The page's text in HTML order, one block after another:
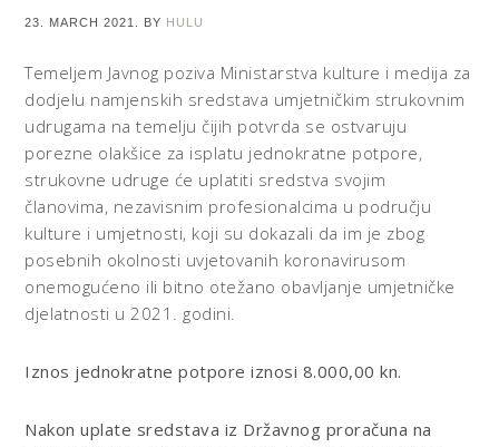
23. MARCH 2021. BY HULU
Temeljem Javnog poziva Ministarstva kulture i medija za
dodjelu namjenskih sredstava umjetničkim strukovnim
udrugama na temelju čijih potvrda se ostvaruju
porezne olakšice za isplatu jednokratne potpore,
strukovne udruge će uplatiti sredstva svojim
članovima, nezavisnim profesionalcima u području
kulture i umjetnosti, koji su dokazali da im je zbog
posebnih okolnosti uvjetovanih koronavirusom
onemogućeno ili bitno otežano obavljanje umjetničke
djelatnosti u 2021. godini.
Iznos jednokratne potpore iznosi 8.000,00 kn.
Nakon uplate sredstava iz Državnog proračuna na